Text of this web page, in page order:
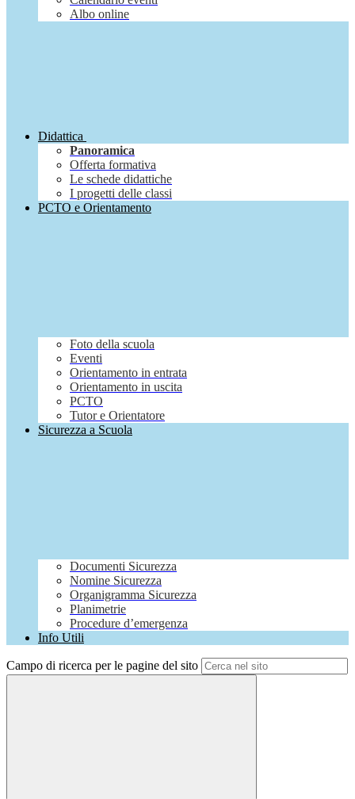
Albo online
Didattica
Panoramica
Offerta formativa
Le schede didattiche
I progetti delle classi
PCTO e Orientamento
Foto della scuola
Eventi
Orientamento in entrata
Orientamento in uscita
PCTO
Tutor e Orientatore
Sicurezza a Scuola
Documenti Sicurezza
Nomine Sicurezza
Organigramma Sicurezza
Planimetrie
Procedure d’emergenza
Info Utili
Campo di ricerca per le pagine del sito